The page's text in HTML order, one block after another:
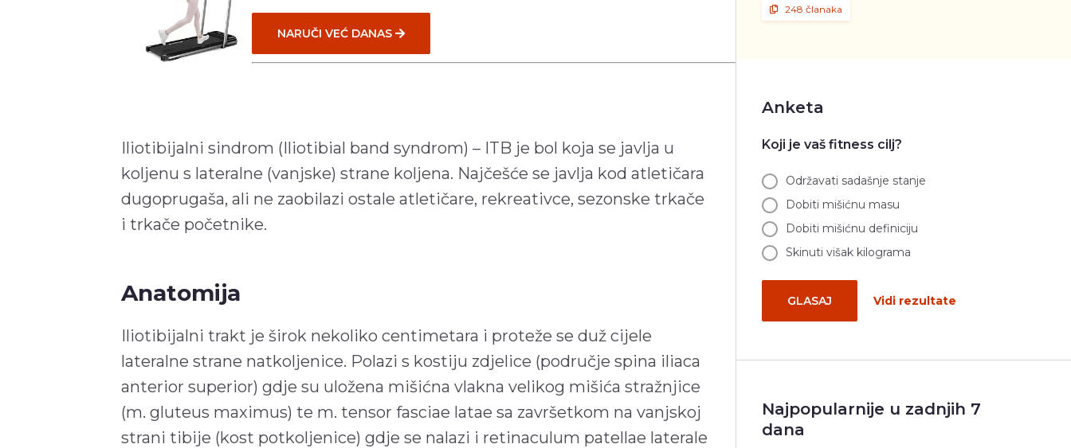
NARUČI VEĆ DANAS
Iliotibijalni sindrom (Iliotibial band syndrom) – ITB je bol koja se javlja u
koljenu s lateralne (vanjske) strane koljena. Najčešće se javlja kod atletičara
dugoprugaša, ali ne zaobilazi ostale atletičare, rekreativce, sezonske trkače
i trkače početnike.
Anatomija
Iliotibijalni trakt je širok nekoliko centimetara i proteže se duž cijele
lateralne strane natkoljenice. Polazi s kostiju zdjelice (područje spina iliaca
anterior superior) gdje su uložena mišićna vlakna velikog mišića stražnjice
(m. gluteus maximus) te m. tensor fasciae latae sa završetkom na vanjskoj
strani tibije (kost potkoljenice) gdje se nalazi i retinaculum patellae laterale
248 članaka
Anketa
Koji je vaš fitness cilj?
Održavati sadašnje stanje
Dobiti mišićnu masu
Dobiti mišićnu definiciju
Skinuti višak kilograma
GLASAJ Vidi rezultate
Najpopularnije u zadnjih 7
dana